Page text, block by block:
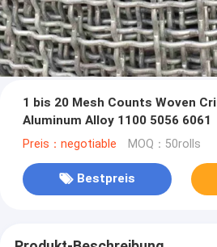
1 bis 20 Mesh Counts Woven
Aluminum Alloy 1100 5056 6061
Preis：negotiable MOQ：50rolls
Bestpreis